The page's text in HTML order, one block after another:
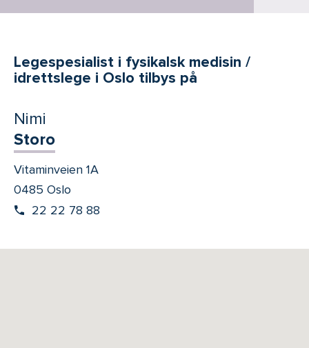
Legespesialist i fysikalsk medisin /
idrettslege i Oslo tilbys på
Nimi
Storo
Vitaminveien 1A
0485 Oslo
22 22 78 88